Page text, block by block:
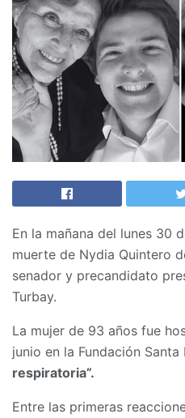
En la mañana del lunes 30
muerte de Nydia Quintero
senador y precandidato
Turbay.
La mujer de 93 años fue
junio en la Fundación Santa
respiratoria”.
Entre las primeras